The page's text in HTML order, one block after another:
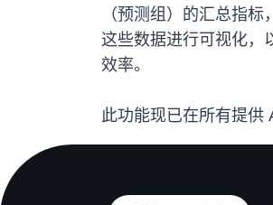
（预测组）的汇总指
这些数据进行可视化，
效率。
此功能现已在所有提供